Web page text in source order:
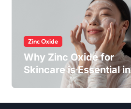
Zinc Oxide
Why Zinc Oxide for
Skincare is Essential in
Every Products